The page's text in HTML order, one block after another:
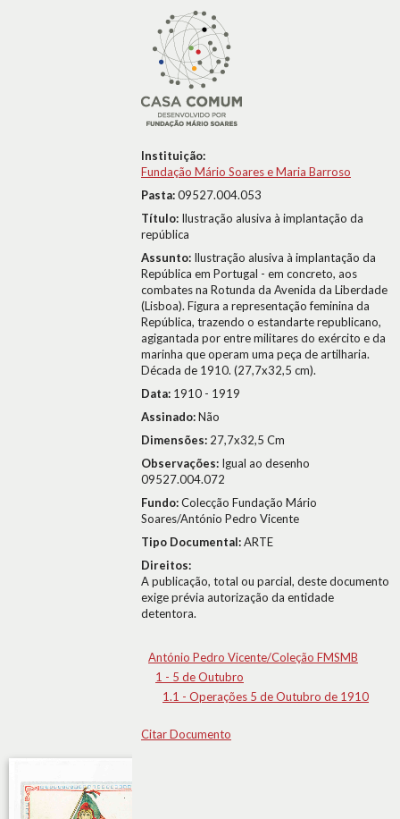
Instituição:
Fundação Mário Soares e Maria Barroso
Pasta:09527.004.053
Título: Ilustração alusiva à implantação da
república
Assunto: Ilustração alusiva à implantação da
República em Portugal - em concreto, aos
combates na Rotunda da Avenida da Liberdade
(Lisboa). Figura a representação feminina da
República, trazendo o estandarte republicano,
agigantada por entre militares do exército e da
marinha que operam uma peça de artilharia.
Década de 1910. (27,7x32,5 cm).
Data: 1910 - 1919
Assinado:Não
Dimensões: 27,7x32,5 Cm
Observações: Igual ao desenho
09527.004.072
Fundo:Colecção Fundação Mário
Soares/António Pedro Vicente
Tipo Documental:ARTE
Direitos:
A publicação, total ou parcial, deste documento
exige prévia autorização da entidade
detentora.
António Pedro Vicente/Coleção FMSMB
1 - 5 de Outubro
1.1 - Operações 5 de Outubro de 1910
Citar Documento